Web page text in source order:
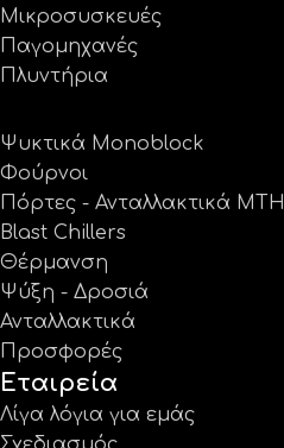
Μικροσυσκευές
Παγομηχανές
Πλυντήρια
Ψυκτικά Monoblock
Φούρνοι
Πόρτες - Ανταλλακτικά MTH
Blast Chillers
Θέρμανση
Ψύξη - Δροσιά
Ανταλλακτικά
Προσφορές
Εταιρεία
Λίγα λόγια για εμάς